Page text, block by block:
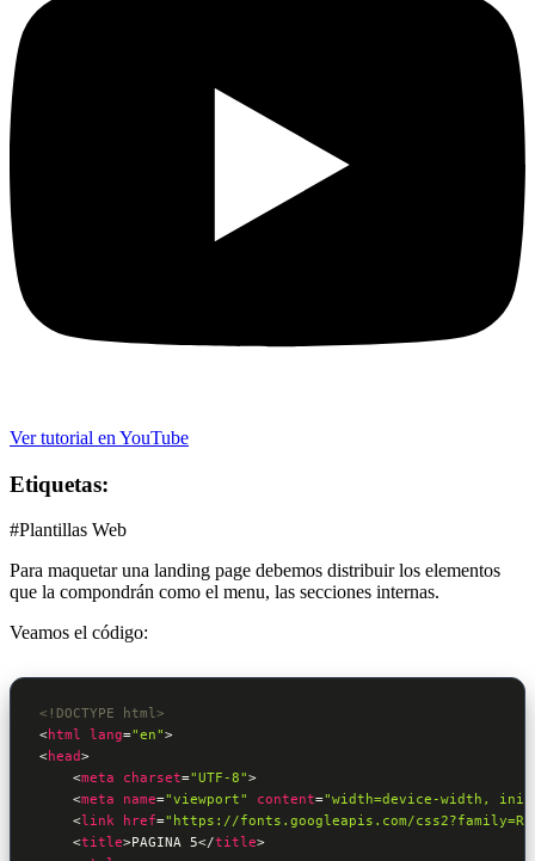
Ver tutorial en YouTube
Etiquetas:
#Plantillas Web
Para maquetar una landing page debemos distribuir los elementos
que la compondrán como el menu, las secciones internas.
Veamos el código:
<!DOCTYPE html>
<html lang="en">
<head>
<meta charset="UTF-8">
<meta name="viewport" content="width=device-width,
<link href="https://fonts.googleapis.com/
<title>PAGINA 5</title>